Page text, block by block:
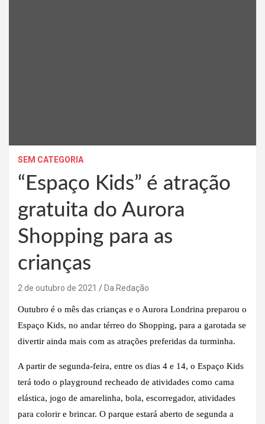
SEM CATEGORIA
“Espaço Kids” é atração
gratuita do Aurora
Shopping para as
crianças
2 de outubro de 2021 Da Redação
Outubro é o mês das crianças e o Aurora Londrina preparou o
Espaço Kids, no andar térreo do Shopping, para a garotada se
divertir ainda mais com as atrações preferidas da turminha.
A partir de segunda-feira, entre os dias 4 e 14, o Espaço Kids
terá todo o playground recheado de atividades como cama
elástica, jogo de amarelinha, bola, escorregador, atividades
para colorir e brincar. O parque estará aberto de segunda a